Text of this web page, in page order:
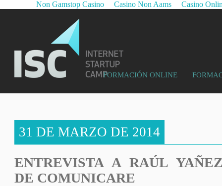
Non Gamstop Casino Casino Non Aams Casino
FORMACIÓN ONLINE
31 DE MARZO DE 2014
ENTREVISTA A RAÚL
DE COMUNICARE